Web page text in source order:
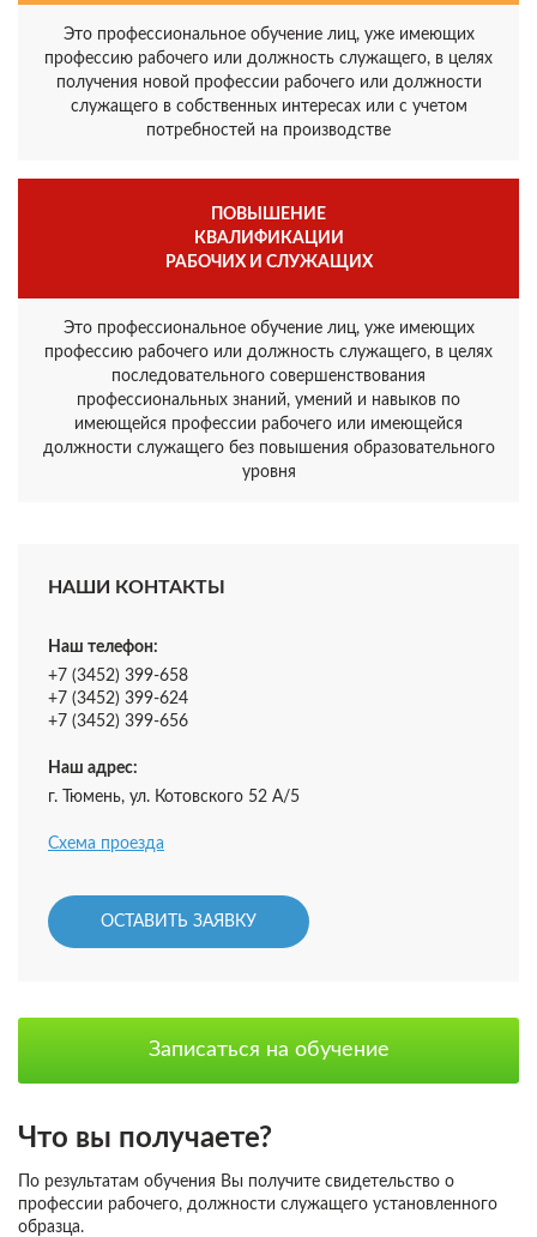
Это профессиональное обучение лиц, уже имеющих
профессию рабочего или должность служащего, в целях
получения новой профессии рабочего или должности
служащего в собственных интересах или с учетом
потребностей на производстве
ПОВЫШЕНИЕ
КВАЛИФИКАЦИИ
РАБОЧИХ И СЛУЖАЩИХ
Это профессиональное обучение лиц, уже имеющих
профессию рабочего или должность служащего, в целях
последовательного совершенствования
профессиональных знаний, умений и навыков по
имеющейся профессии рабочего или имеющейся
должности служащего без повышения образовательного
уровня
НАШИ КОНТАКТЫ
Наш телефон:
+7 (3452) 399-658
+7 (3452) 399-624
+7 (3452) 399-656
Наш адрес:
г. Тюмень, ул. Котовского 52 А/5
Схема проезда
ОСТАВИТЬ ЗАЯВКУ
Записаться на обучение
Что вы получаете?
По результатам обучения Вы получите свидетельство о
профессии рабочего, должности служащего установленного
образца.